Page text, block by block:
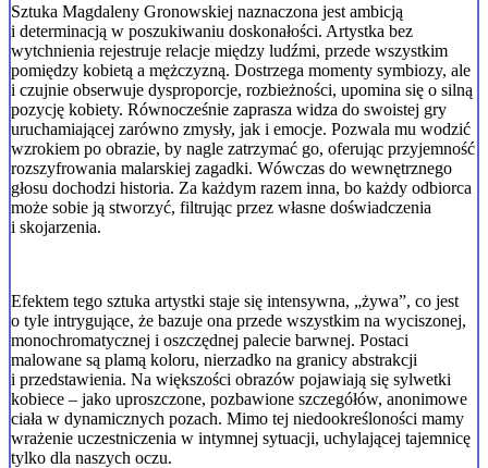
Sztuka Magdaleny Gronowskiej naznaczona jest ambicją
i determinacją w poszukiwaniu doskonałości. Artystka bez
wytchnienia rejestruje relacje między ludźmi, przede wszystkim
pomiędzy kobietą a mężczyzną. Dostrzega momenty symbiozy, ale
i czujnie obserwuje dysproporcje, rozbieżności, upomina się o silną
pozycję kobiety. Równocześnie zaprasza widza do swoistej gry
uruchamiającej zarówno zmysły, jak i emocje. Pozwala mu wodzić
wzrokiem po obrazie, by nagle zatrzymać go, oferując przyjemność
rozszyfrowania malarskiej zagadki. Wówczas do wewnętrznego
głosu dochodzi historia. Za każdym razem inna, bo każdy odbiorca
może sobie ją stworzyć, filtrując przez własne doświadczenia
i skojarzenia.
Efektem tego sztuka artystki staje się intensywna, „żywa”, co jest
o tyle intrygujące, że bazuje ona przede wszystkim na wyciszonej,
monochromatycznej i oszczędnej palecie barwnej. Postaci
malowane są plamą koloru, nierzadko na granicy abstrakcji
i przedstawienia. Na większości obrazów pojawiają się sylwetki
kobiece – jako uproszczone, pozbawione szczegółów, anonimowe
ciała w dynamicznych pozach. Mimo tej niedookreśloności mamy
wrażenie uczestniczenia w intymnej sytuacji, uchylającej tajemnicę
tylko dla naszych oczu.